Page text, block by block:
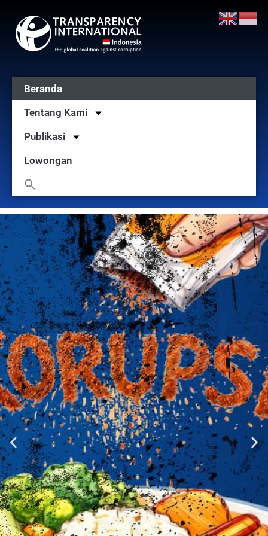
Beranda
Tentang Kami
Publikasi
Lowongan